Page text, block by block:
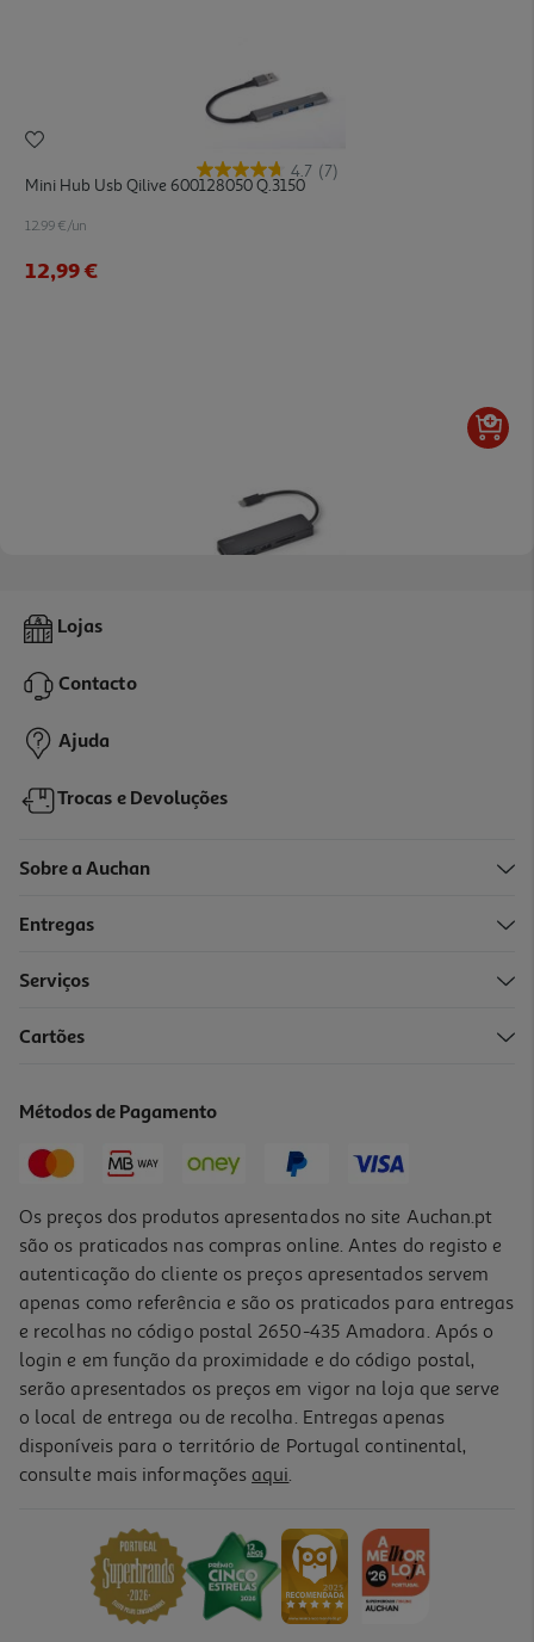
4.7 (7)
Mini Hub Usb Qilive 600128050 Q.3150
12.99 €/un
12,99 €
Hub Usb-C Qilive 600128048 C/leitor Cart Q.3148
19,99 €
Estação Hub Qilive 600156439 10 Em 1 Q.3439
69,99 €
Lojas
Contacto
Ajuda
Trocas e Devoluções
Sobre a Auchan
Entregas
Serviços
Cartões
Métodos de Pagamento
Os preços dos produtos apresentados no site Auchan.pt
são os praticados nas compras online. Antes do registo e
autenticação do cliente os preços apresentados servem
apenas como referência e são os praticados para entregas
e recolhas no código postal 2650-435 Amadora. Após o
login e em função da proximidade e do código postal,
serão apresentados os preços em vigor na loja que serve
o local de entrega ou de recolha. Entregas apenas
disponíveis para o território de Portugal continental,
consulte mais informações aqui.